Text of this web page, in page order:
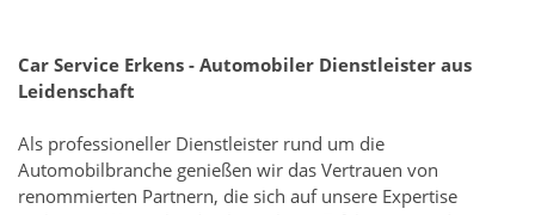
Car Service Erkens - Automobiler Dienstleister aus
Leidenschaft
Als professioneller Dienstleister rund um die
Automobilbranche genießen wir das Vertrauen von
renommierten Partnern, die sich auf unsere Expertise